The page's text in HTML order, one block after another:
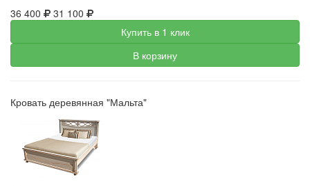
36 400
31 100
Купить в 1 клик
В корзину
Кровать деревянная "Мальта"